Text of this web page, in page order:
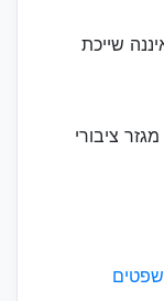
שייכת
מגזר ציבורי